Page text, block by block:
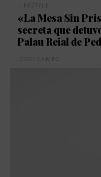
LIFESTYLE
«La Mesa Sin
secreta que
Palau Reial de
JORDI CAMPO